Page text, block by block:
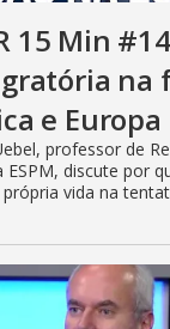
15 Min
na
e Europa
professor de
ESPM, discute por
vida na